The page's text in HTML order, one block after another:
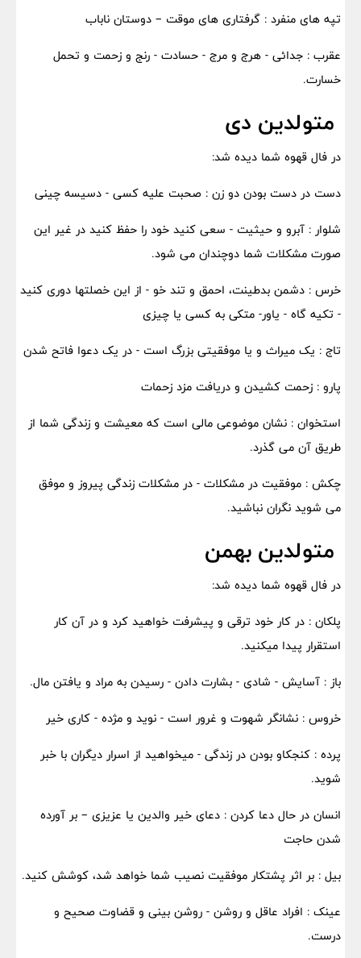
تپه های منفرد : گرفتاری های موقت – دوستان ناباب
عقرب : جدائی - هرج و مرج - حسادت - رنج و زحمت و تحمل
خسارت.
متولدین دی
در فال قهوه شما دیده شد:
دست در دست بودن دو زن : صحبت علیه کسی - دسیسه چینی
شلوار : آبرو و حیثیت - سعی کنید خود را حفظ کنید در غیر این
صورت مشکلات شما دوچندان می شود.
خرس : دشمن بدطینت، احمق و تند خو - از این خصلتها دوری کنید
- تکیه گاه - یاور- متکی به کسی یا چیزی
تاج : یک میراث و یا موفقیتی بزرگ است - در یک دعوا فاتح شدن
پارو : زحمت کشیدن و دریافت مزد زحمات
استخوان : نشان موضوعی مالی است که معیشت و زندگی شما از
طریق آن می گذرد.
چکش : موفقیت در مشکلات - در مشکلات زندگی پیروز و موفق
می شوید نگران نباشید.
متولدین بهمن
در فال قهوه شما دیده شد:
پلکان : در کار خود ترقی و پیشرفت خواهید کرد و در آن کار
استقرار پیدا میکنید.
باز : آسایش - شادی - بشارت دادن - رسیدن به مراد و یافتن مال.
خروس : نشانگر شهوت و غرور است - نوید و مژده - کاری خیر
پرده : کنجکاو بودن در زندگی - میخواهید از اسرار دیگران با خبر
شوید.
انسان در حال دعا کردن : دعای خیر والدین یا عزیزی – بر آورده
شدن حاجت
بیل : بر اثر پشتکار موفقیت نصیب شما خواهد شد، کوشش کنید.
عینک : افراد عاقل و روشن - روشن بینی و قضاوت صحیح و
درست.